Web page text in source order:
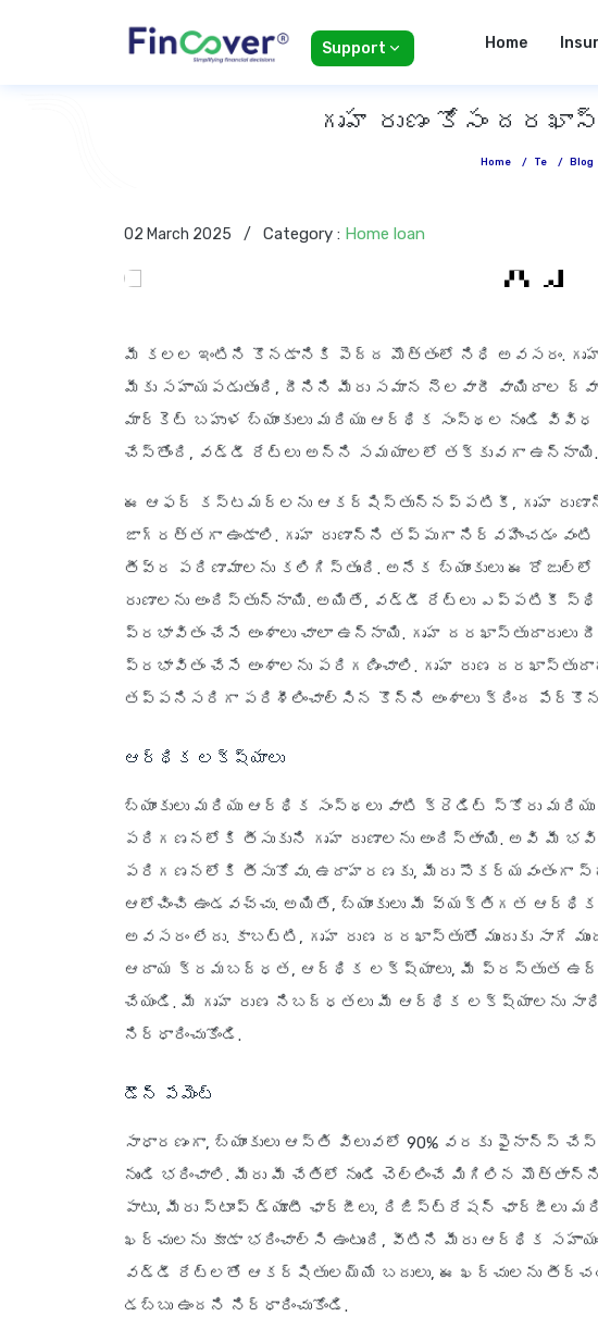
Support Home
గృహ రుణం కోసం
Home / Te / Blog
02 March 2025 / Category : Home loan
మీ కలల ఇంటిని కొనడానికి పెద్ద మొత్తంలో నిధి అవసరం. గృహ
మీకు సహాయపడుతుంది, దీనిని మీరు సమాన నెలవారీ వాయిదాల
మార్కెట్ బహుళ బ్యాంకులు మరియు ఆర్థిక సంస్థల నుండి
చేస్తోంది, వడ్డీ రేట్లు అన్ని సమయాలలో తక్కువగా ఉన్నాయి.
ఈ ఆఫర్ కస్టమర్లను ఆకర్షిస్తున్నప్పటికీ, గృహ రుణాన్ని
జాగ్రత్తగా ఉండాలి. గృహ రుణాన్ని తప్పుగా నిర్వహించడం
తీవ్ర పరిణామాలను కలిగిస్తుంది. అనేక బ్యాంకులు ఈ రోజుల్లో
రుణాలను అందిస్తున్నాయి. అయితే, వడ్డీ రేట్లు ఎప్పటికీ
ప్రభావితం చేసే అంశాలు చాలా ఉన్నాయి. గృహ
ప్రభావితం చేసే అంశాలను పరిగణించాలి. గృహ రుణ దరఖాస్తుదారులు
తప్పనిసరిగా పరిశీలించాల్సిన కొన్ని అంశాలు క్రింద
ఆర్థిక లక్ష్యాలు
బ్యాంకులు మరియు ఆర్థిక సంస్థలు వాటి క్రెడిట్ స్కోరు
పరిగణనలోకి తీసుకుని గృహ రుణాలను అందిస్తాయి. అవి మీ
పరిగణనలోకి తీసుకోవు. ఉదాహరణకు, మీరు సౌకర్యవంతంగా
ఆలోచించి ఉండవచ్చు. అయితే, బ్యాంకులు మీ వ్యక్తిగత
అవసరం లేదు. కాబట్టి, గృహ రుణ దరఖాస్తుతో ముందుకు సాగే
ఆదాయ క్రమబద్ధత, ఆర్థిక లక్ష్యాలు, మీ ప్రస్తుత
చేయండి. మీ గృహ రుణ నిబద్ధతలు మీ ఆర్థిక లక్ష్యాలను
నిర్ధారించుకోండి.
డౌన్ పేమెంట్
సాధారణంగా, బ్యాంకులు ఆస్తి విలువలో 90% వరకు
నుండి భరించాలి. మీరు మీ చేతిలో నుండి చెల్లించే మిగిలిన
పాటు, మీరు స్టాంప్ డ్యూటీ ఛార్జీలు, రిజిస్ట్రేషన్ ఛార్జీలు
ఖర్చులను కూడా భరించాల్సి ఉంటుంది, వీటిని మీరు ఆర్థిక
వడ్డీ రేట్లతో ఆకర్షితులయ్యే బదులు, ఈ ఖర్చులను
డబ్బు ఉందని నిర్ధారించుకోండి.